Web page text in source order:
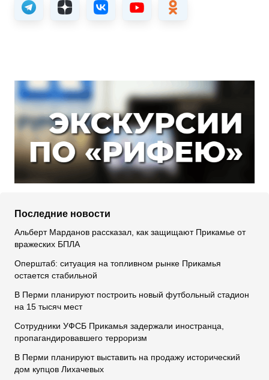
Последние новости
Альберт Марданов рассказал, как защищают Прикамье от
вражеских БПЛА
Оперштаб: ситуация на топливном рынке Прикамья
остается стабильной
В Перми планируют построить новый футбольный стадион
на 15 тысяч мест
Сотрудники УФСБ Прикамья задержали иностранца,
пропагандировавшего терроризм
В Перми планируют выставить на продажу исторический
дом купцов Лихачевых